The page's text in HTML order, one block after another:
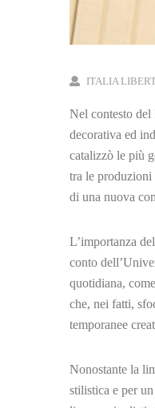
ITALIA
Nel contesto
decorativa ed
catalizzò le più
tra le produzioni
di una nuova
L’importanza
conto
quotidiana,
che, nei fatti,
temporanee
Nonostante la
stilistica e per